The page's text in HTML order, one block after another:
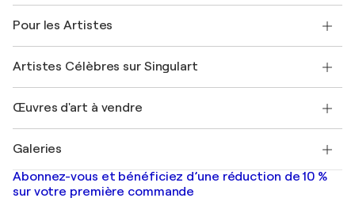
Offrir une carte cadeau
Rejoignez notre programme commercial
Mon compte
+33 1 76 44 06 42
FAQ
Magazine Singulart
Emplois
Découvrez une sélection d'art original
Pour les Artistes
Se connecter en tant qu'Artiste
Artistes Célèbres sur Singulart
Marc Chagall
Banksy
Mr. Brainwash
Shepard Fairey
Œuvres d'art à vendre
Tableaux abstraits à vendre
Peintures de paysage
Galeries
Galeries d'art en France
Galeries d'art en Belgique
Abonnez-vous et bénéficiez d’une réduction de 10 %
sur votre première commande